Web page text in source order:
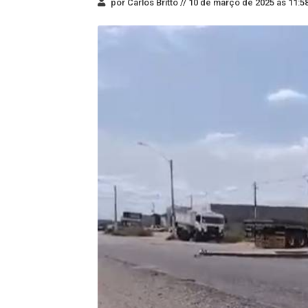
por Carlos Britto // 10 de março de 2025 às